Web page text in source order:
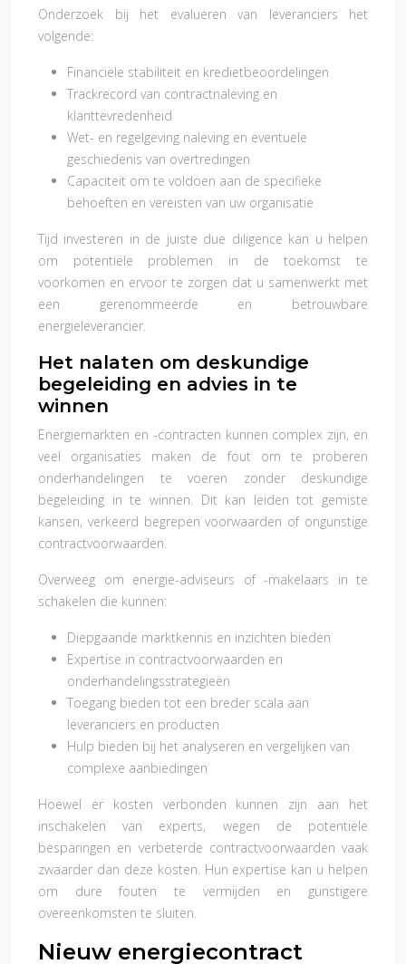
Onderzoek bij het evalueren van leveranciers het
volgende:
Financiële stabiliteit en kredietbeoordelingen
Trackrecord van contractnaleving en
klanttevredenheid
Wet- en regelgeving naleving en eventuele
geschiedenis van overtredingen
Capaciteit om te voldoen aan de specifieke
behoeften en vereisten van uw organisatie
Tijd investeren in de juiste due diligence kan u helpen
om potentiële problemen in de toekomst te
voorkomen en ervoor te zorgen dat u samenwerkt met
een gerenommeerde en betrouwbare
energieleverancier.
Het nalaten om deskundige
begeleiding en advies in te
winnen
Energiemarkten en -contracten kunnen complex zijn, en
veel organisaties maken de fout om te proberen
onderhandelingen te voeren zonder deskundige
begeleiding in te winnen. Dit kan leiden tot gemiste
kansen, verkeerd begrepen voorwaarden of ongunstige
contractvoorwaarden.
Overweeg om energie-adviseurs of -makelaars in te
schakelen die kunnen:
Diepgaande marktkennis en inzichten bieden
Expertise in contractvoorwaarden en
onderhandelingsstrategieën
Toegang bieden tot een breder scala aan
leveranciers en producten
Hulp bieden bij het analyseren en vergelijken van
complexe aanbiedingen
Hoewel er kosten verbonden kunnen zijn aan het
inschakelen van experts, wegen de potentiële
besparingen en verbeterde contractvoorwaarden vaak
zwaarder dan deze kosten. Hun expertise kan u helpen
om dure fouten te vermijden en gunstigere
overeenkomsten te sluiten.
Nieuw energiecontract